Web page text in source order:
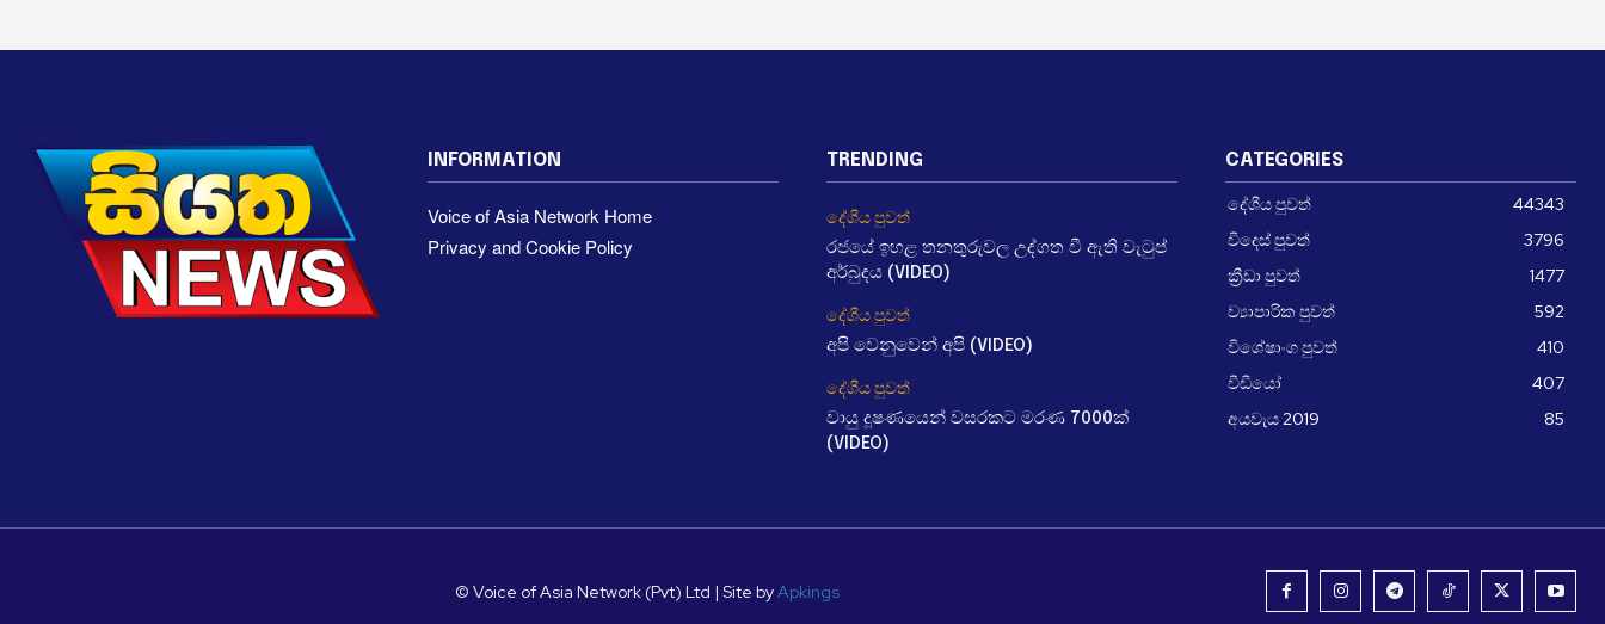
INFORMATION
Voice of Asia Network Home
Privacy and Cookie Policy
TRENDING
දේශීය පුවත්
රජයේ ඉහළ තනතුරුවල උද්ගත වී ඇති වැටුප්
අර්බුදය (VIDEO)
දේශීය පුවත්
අපි වෙනුවෙන් අපි (VIDEO)
දේශීය පුවත්
වායු දූෂණයෙන් වසරකට මරණ 7000ක්
(VIDEO)
CATEGORIES
දේශීය පුවත්
44343
විදෙස් පුවත්
3796
ක්‍රීඩා පුවත්
1477
ව්‍යාපාරික පුවත්
592
විශේෂාංග පුවත්
410
වීඩීයෝ
407
අයවැය 2019
85
© Voice of Asia Network (Pvt) Ltd | Site byApkings